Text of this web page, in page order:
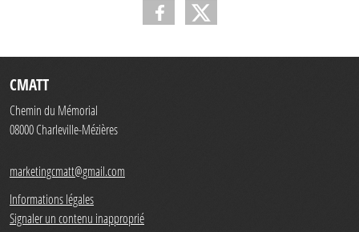
CMATT
Chemin du Mémorial
08000Charleville-Mézières
marketingcmatt@gmail.com
Informations légales
Signaler un contenu inapproprié